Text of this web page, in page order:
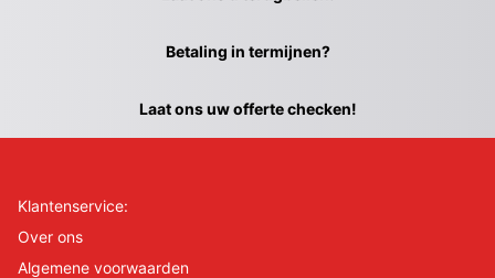
Betaling in termijnen?
Laat ons uw offerte checken!
Klantenservice:
Over ons
Algemene voorwaarden